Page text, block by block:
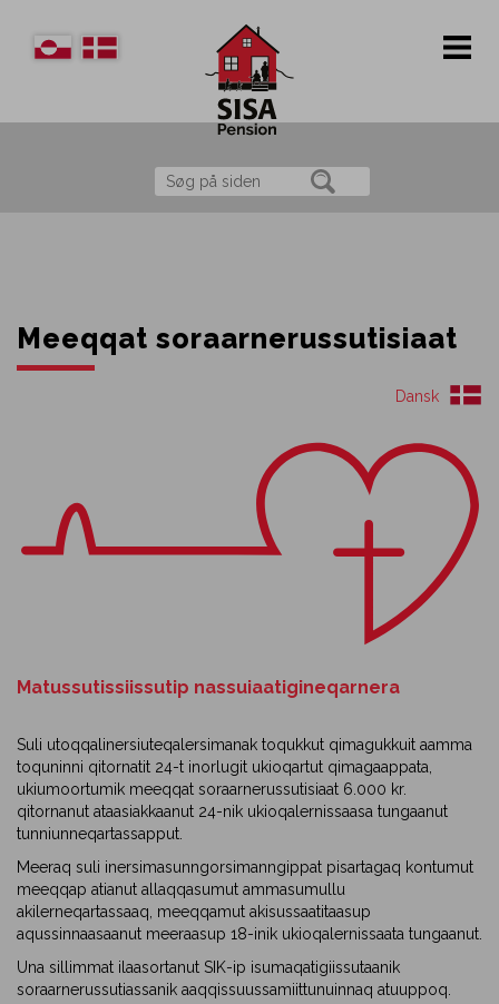
Meeqqat soraarnerussutisiaat
Dansk
Matussutissiissutip nassuiaatigineqarnera
Suli utoqqalinersiuteqalersimanak toqukkut qimagukkuit aamma
toquninni qitornatit 24-t inorlugit ukioqartut qimagaappata,
ukiumoortumik meeqqat soraarnerussutisiaat 6.000 kr.
qitornanut ataasiakkaanut 24-nik ukioqalernissaasa tungaanut
tunniunneqartassapput.
Meeraq suli inersimasunngorsimanngippat pisartagaq kontumut
meeqqap atianut allaqqasumut ammasumullu
akilerneqartassaaq, meeqqamut akisussaatitaasup
aqussinnaasaanut meeraasup 18-inik ukioqalernissaata tungaanut.
Una sillimmat ilaasortanut SIK-ip isumaqatigiissutaanik
soraarnerussutiassanik aaqqissuussamiittunuinnaq atuuppoq.